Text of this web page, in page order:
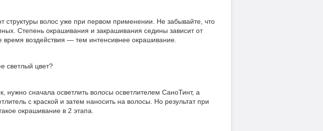
структуры волос уже при первом применении. Не забывайте, что
Степень окрашивания и закрашивания седины зависит от
воздействия — тем интенсивнее окрашивание.
светлый цвет?
нужно сначала осветлить волосы осветлителем СаноТинт, а
с краской и затем наносить на волосы. Но результат при
окрашивание в 2 этапа.